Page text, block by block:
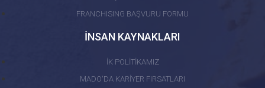
FRANCHISING BAŞVURU FORMU
İNSAN KAYNAKLARI
İK POLİTİKAMIZ
MADO'DA KARİYER FIRSATLARI